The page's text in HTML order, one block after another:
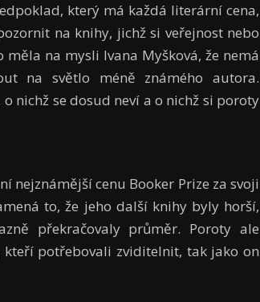
který má každá literární cena,
na knihy, jichž si veřejnost nebo
na mysli Ivana Myšková, že nemá
na světlo méně zná­mého autora.
nichž se dosud neví a o nichž si poroty
nejznámější cenu Booker Prize za svoji
to, že jeho další knihy byly horší,
pře­kračovaly průměr. Poroty ale
potřebovali zviditelnit, tak jako on